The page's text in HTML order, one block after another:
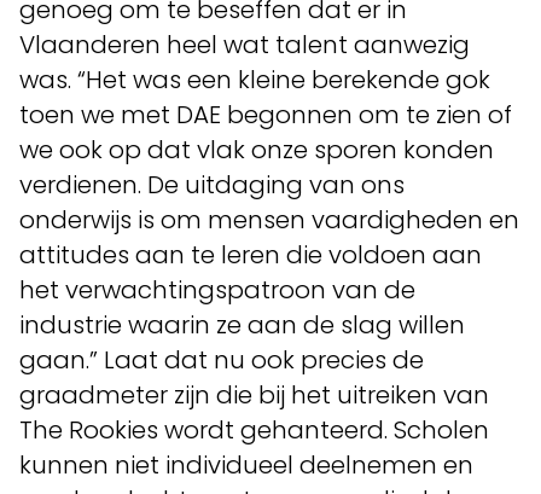
genoeg om te beseffen dat er in
Vlaanderen heel wat talent aanwezig
was. “Het was een kleine berekende gok
toen we met DAE begonnen om te zien of
we ook op dat vlak onze sporen konden
verdienen. De uitdaging van ons
onderwijs is om mensen vaardigheden en
attitudes aan te leren die voldoen aan
het verwachtingspatroon van de
industrie waarin ze aan de slag willen
gaan.” Laat dat nu ook precies de
graadmeter zijn die bij het uitreiken van
The Rookies wordt gehanteerd. Scholen
kunnen niet individueel deelnemen en